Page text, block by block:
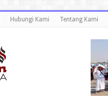
Hubungi Kami Tentang Kami